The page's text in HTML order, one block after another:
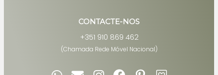
CONTACTE-NOS
+351 910 869 462
(Chamada Rede Móvel Nacional)